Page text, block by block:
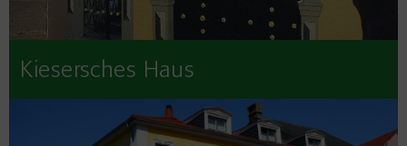
Kiesersches Haus